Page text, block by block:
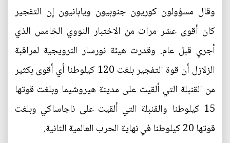
وقال مسؤولون كوريون جنوبيون ويابانيون إن التفجير
كان أقوى عشر مرات من الاختبار النووي الخامس الذي
أجري قبل عام. وقدرت هيئة نورسار النرويجية لمراقبة
الزلازل أن قوة التفجير بلغت 120 كيلوطنا أي أقوى بكثير
من القنبلة التي ألقيت على مدينة هيروشيما وبلغت قوتها
15 كيلوطنا والقنبلة التي ألقيت على ناجاساكي وبلغت
قوتها 20 كيلوطنا في نهاية الحرب العالمية الثانية.